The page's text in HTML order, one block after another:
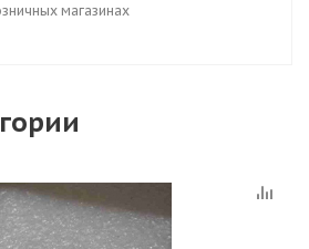
магазинах